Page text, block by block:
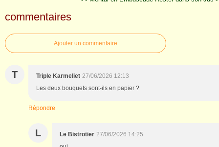
commentaires
Ajouter un commentaire
T Triple Karmeliet 27/06/2026 12:13
Les deux bouquets sont-ils en papier ?
Répondre
L Le Bistrotier 27/06/2026 14:25